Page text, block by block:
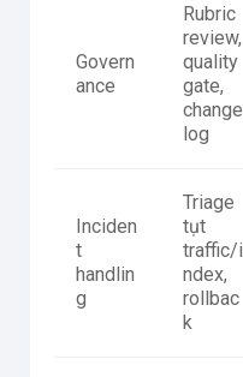
Govern
ance
Rubric
review,
quality
gate,
change
log
Inciden
t
handlin
g
Triage
tụt
traffic/i
ndex,
rollbac
k